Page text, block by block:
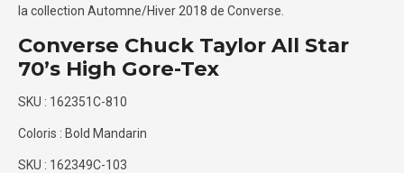
la collection Automne/Hiver 2018 de Converse.
Converse Chuck Taylor All Star
70’s High Gore-Tex
SKU : 162351C-810
Coloris : Bold Mandarin
SKU : 162349C-103